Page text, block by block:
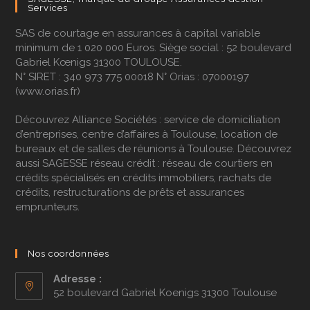
Notreexpertisede longue date nous à permis de
courtage et de créer de fortes relations avec les
fournisseurs d’assurances pour proposer à nos
clients des contrats d’assurances au
Nous avons développé ces dernières années un
objectif d’être toujours plus proche de vous et
vous accompagner dans vos recherches de
contrats d’assurances en intégrant des courtiers
qualifiésqui respectent leursobligations.
travailler en collaboration avec des assureurs
prestigieux est notre priorité afin de vous assurer
exemple,UGIP,APIVIA
JE DÉCOUVRE LA SOLUTION D’ASSURANCE
EMPRUNTEUR SAGESSE
Services
SAS de courtage en assurances à capital variable
minimum de 1 020 000 Euros. Siège social : 52 boulevard
Gabriel Kœnigs 31300 TOULOUSE.
N° SIRET : 340 973 775 00018 N° Orias : 07000197
(www.orias.fr)
DécouvrezAlliance Sociétés : service de domiciliation
d’entreprises, centre d’affaires à Toulouse, location de
bureaux et de salles de réunions à Toulouse. Découvrez
aussiSAGESSE réseau crédit : réseau de courtiers en
crédits spécialisés en crédits immobiliers, rachats de
crédits, restructurations de prêts et assurances
emprunteurs.
Nos coordonnées
Adresse :
52 boulevard Gabriel Koenigs 31300 Toulouse